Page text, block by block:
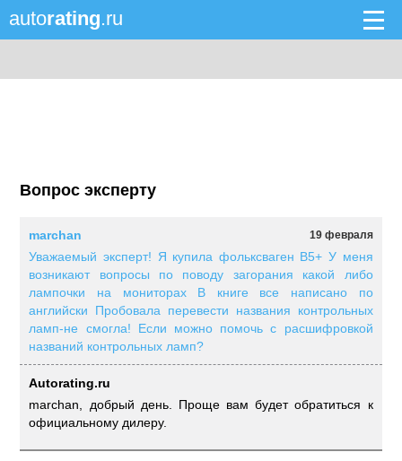
autorating.ru
Вопрос эксперту
19 февраля
marchan
Уважаемый эксперт! Я купила фольксваген В5+ У меня
возникают вопросы по поводу загорания какой либо
лампочки на мониторах В книге все написано по
английски Пробовала перевести названия контрольных
ламп-не смогла! Если можно помочь с расшифровкой
названий контрольных ламп?
Autorating.ru
marchan, добрый день. Проще вам будет обратиться к
официальному дилеру.